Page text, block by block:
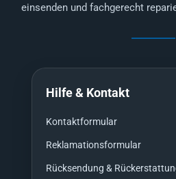
einsenden und fachgerecht
Hilfe & Kontakt
Kontaktformular
Reklamationsformular
Rücksendung &